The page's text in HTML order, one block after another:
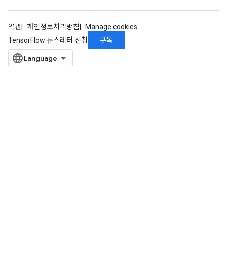
약관 개인정보처리방침
Manage cookies
TensorFlow 뉴스레터 신청
구독